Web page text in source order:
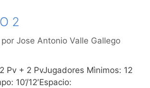
2
por Jose Antonio Valle Gallego
Pv + 2 PvJugadores Mìnimos: 12
10’/12′Espacio: